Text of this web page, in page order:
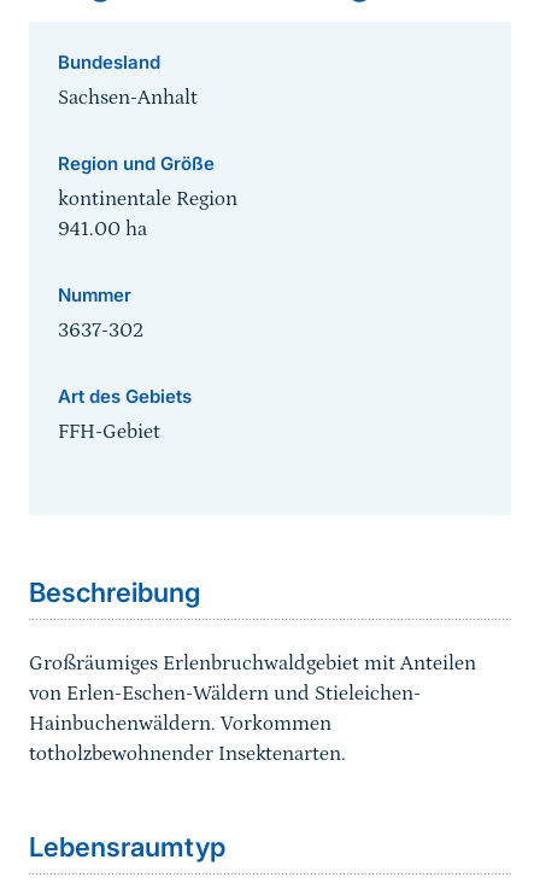
Bundesland
Sachsen-Anhalt
Region und Größe
kontinentale Region
941.00 ha
Nummer
3637-302
Art des Gebiets
FFH-Gebiet
Beschreibung
Großräumiges Erlenbruchwaldgebiet mit Anteilen
von Erlen-Eschen-Wäldern und Stieleichen-
Hainbuchenwäldern. Vorkommen
totholzbewohnender Insektenarten.
Lebensraumtyp